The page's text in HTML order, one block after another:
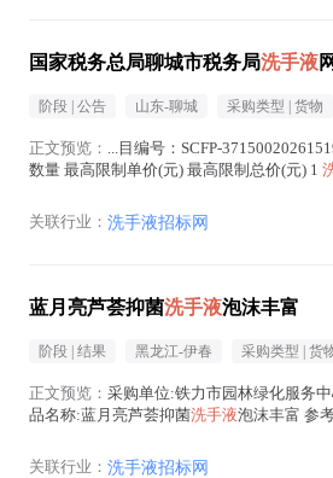
国家税务总局聊城市税务局洗手液
阶段 | 公告 山东-聊城 采购类型 | 货物
正文预览： ...目编号：SCFP-
数量 最高限制单价(元) 最高限制总价(元) 1
关联行业： 洗手液招标网
蓝月亮芦荟抑菌洗手液泡沫丰富
阶段 | 结果 黑龙江-伊春 采购类型 | 货
正文预览： 采购单位:铁力市园林绿化服务
品名称:蓝月亮芦荟抑菌洗手液泡沫丰富 参
关联行业： 洗手液招标网